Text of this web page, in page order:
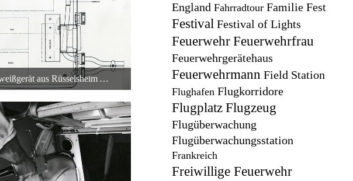
Punktschweißgerät aus Rüsselsheim Adam Opel AG - Technische Zeichnung - 1
26. Oktober 2013 um 01:09
22
England Fahrradtour Familie Fest
Festival Festival of Lights
Feuerwehr Feuerwehrfrau
Feuerwehrgerätehaus
Feuerwehrmann Field Station
Flughafen Flugkorridore
Flugplatz Flugzeug
Flugüberwachung
Flugüberwachungsstation
Frankreich
Freiwillige Feuerwehr